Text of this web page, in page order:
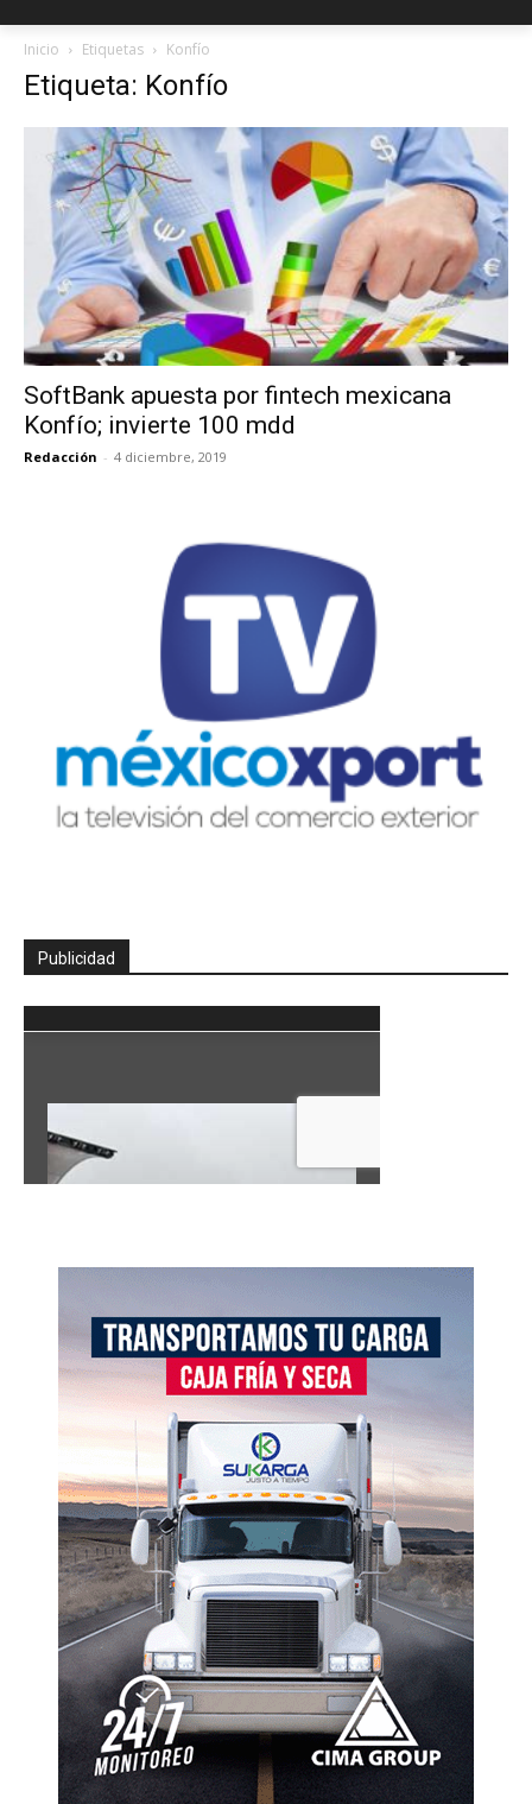
Inicio Etiquetas Konfío
Etiqueta: Konfío
SoftBank apuesta por fintech mexicana
Konfío; invierte 100 mdd
Redacción - 4 diciembre, 2019
Publicidad